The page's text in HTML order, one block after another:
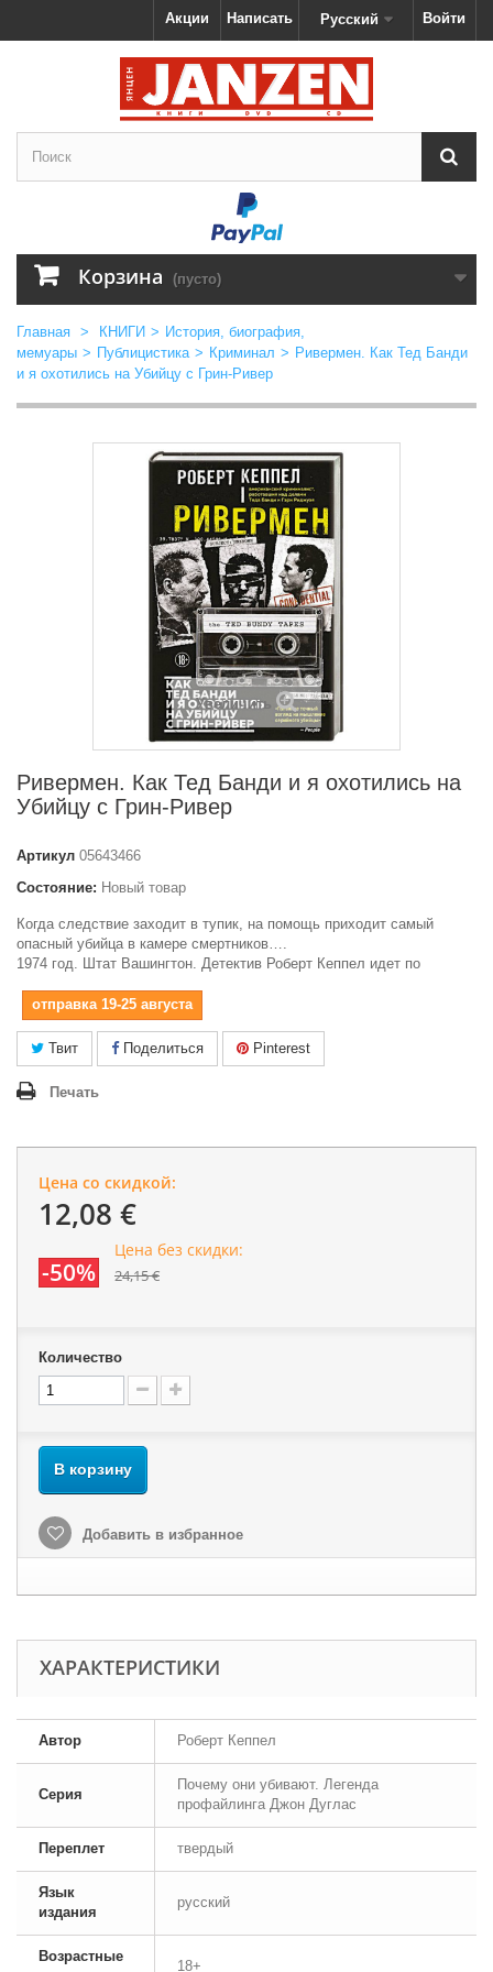
Войти
Русский
Написать
Акции
Корзина (пусто)
Главная > КНИГИ > История, биография,
мемуары > Публицистика > Криминал > Ривермен. Как Тед Банди
и я охотились на Убийцу с Грин-Ривер
Увеличить
Ривермен. Как Тед Банди и я охотились на
Убийцу с Грин-Ривер
Артикул 05643466
Состояние: Новый товар
Когда следствие заходит в тупик, на помощь приходит самый
опасный убийца в камере смертников….
1974 год. Штат Вашингтон. Детектив Роберт Кеппел идет по
отправка 19-25 августа
Твит Поделиться Pinterest
Печать
Цена со скидкой:
12,08 €
-50%
Цена без скидки:
24,15 €
Количество
В корзину
Добавить в избранное
ХАРАКТЕРИСТИКИ
Автор Роберт Кеппел
Серия
Почему они убивают. Легенда
профайлинга Джон Дуглас
Переплет твердый
Язык
издания
русский
Возрастные
18+